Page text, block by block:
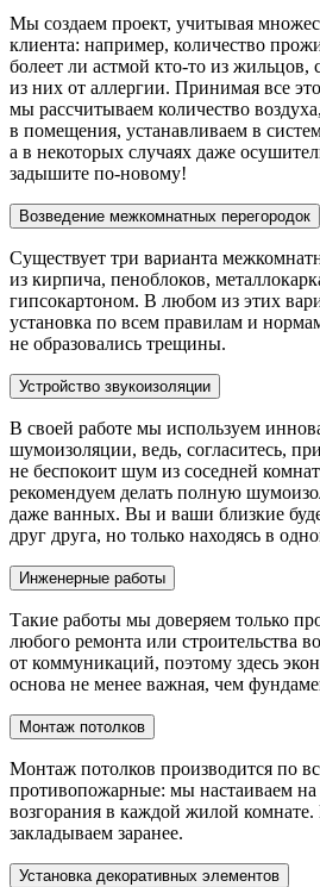
Мы создаем проект, учитывая
клиента: например, количество
болеет ли астмой кто-то из жильцов,
из них от аллергии. Принимая все
мы рассчитываем количество
в помещения, устанавливаем в
а в некоторых случаях даже
задышите по-новому!
Возведение межкомнатных перегородок
Существует три варианта
из кирпича, пеноблоков,
гипсокартоном. В любом из этих
установка по всем правилам и
не образовались трещины.
Устройство звукоизоляции
В своей работе мы используем
шумоизоляции, ведь, согласитесь,
не беспокоит шум из соседней
рекомендуем делать полную
даже ванных. Вы и ваши близкие
друг друга, но только находясь в
Инженерные работы
Такие работы мы доверяем только
любого ремонта или строительства
от коммуникаций, поэтому здесь
основа не менее важная, чем
Монтаж потолков
Монтаж потолков производится по
противопожарные: мы настаиваем на
возгорания в каждой жилой
закладываем заранее.
Установка декоративных элементов